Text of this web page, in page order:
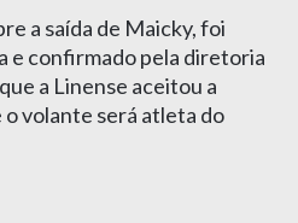
a saída de Maicky, foi
e confirmado pela diretoria
a Linense aceitou a
volante será atleta do